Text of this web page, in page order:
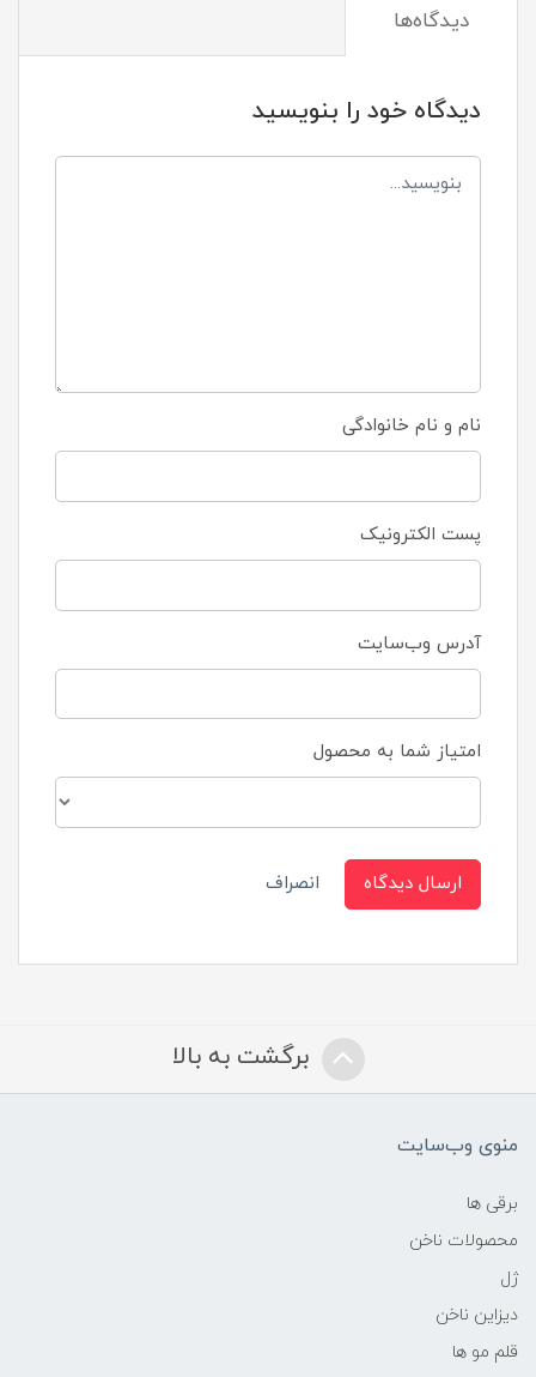
دیدگاه‌ها
دیدگاه خود را بنویسید
نام و نام خانوادگی
پست الکترونیک
آدرس وب‌سایت
امتیاز شما به محصول
ارسال دیدگاه انصراف
برگشت به بالا
منوی وب‌سایت
برقی ها
محصولات ناخن
ژل
دیزاین ناخن
قلم مو ها